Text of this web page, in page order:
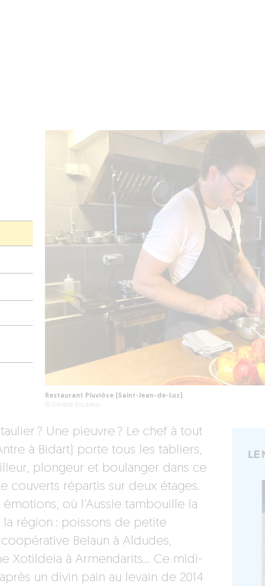
Restaurant Pluviôse (Saint-Jean-de-Luz)
© Gérard Roubeix
? Une pieuvre ? Le chef à tout
à Bidart) porte tous les tabliers,
plongeur et boulanger dans ce
couverts répartis sur deux étages.
où l’Aussie tambouille la
région : poissons de petite
Belaun à Aldudes,
Xotildeia à Armendarits… Ce midi-
un divin pain au levain de 2014